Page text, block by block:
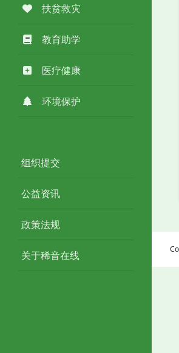
扶贫救灾
教育助学
医疗健康
环境保护
组织提交
公益资讯
政策法规
关于稀音在线